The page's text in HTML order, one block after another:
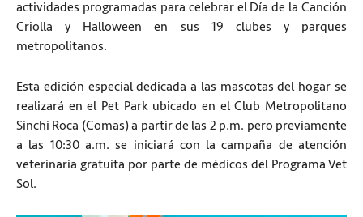
actividades programadas para celebrar el Día de la Canción
Criolla y Halloween en sus 19 clubes y parques
metropolitanos.
Esta edición especial dedicada a las mascotas del hogar se
realizará en el Pet Park ubicado en el Club Metropolitano
Sinchi Roca (Comas) a partir de las 2 p.m. pero previamente
a las 10:30 a.m. se iniciará con la campaña de atención
veterinaria gratuita por parte de médicos del Programa Vet
Sol.